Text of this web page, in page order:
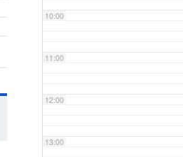
10:00
11:00
12:00
13:00